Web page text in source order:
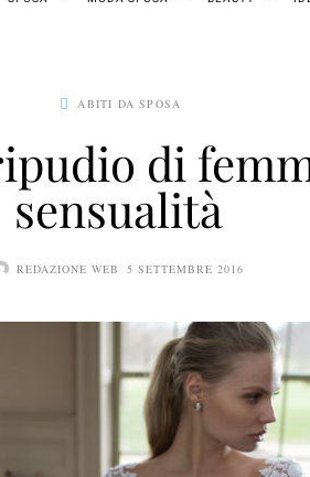
ABITI DA SPOSA
di
sensualità
REDAZIONE WEB 5 SETTEMBRE 2016